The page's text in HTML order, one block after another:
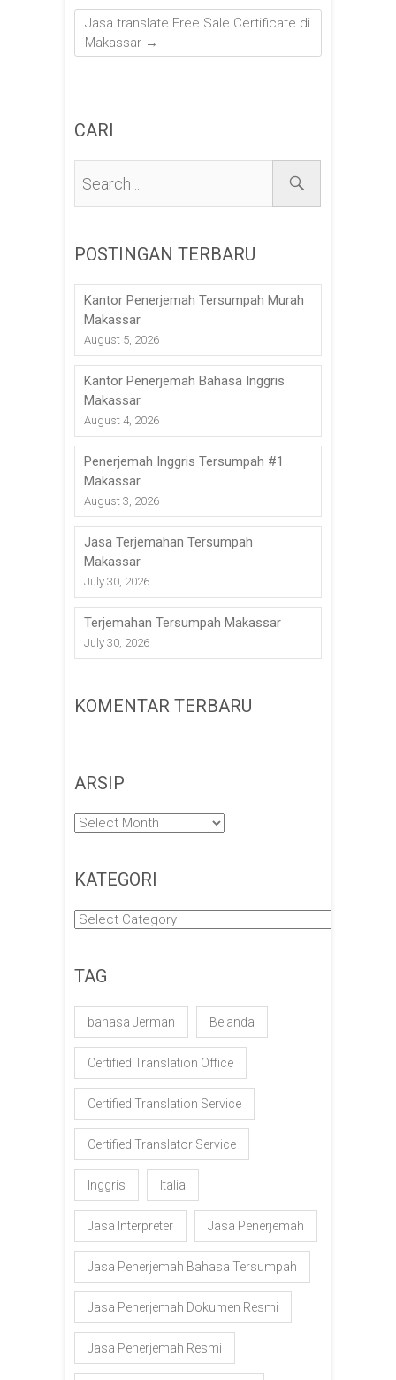
Jasa translate Free Sale Certificate di
Makassar →
CARI
POSTINGAN TERBARU
Kantor Penerjemah Tersumpah Murah
Makassar
August 5, 2026
Kantor Penerjemah Bahasa Inggris
Makassar
August 4, 2026
Penerjemah Inggris Tersumpah #1
Makassar
August 3, 2026
Jasa Terjemahan Tersumpah
Makassar
July 30, 2026
Terjemahan Tersumpah Makassar
July 30, 2026
KOMENTAR TERBARU
ARSIP
Arsip
KATEGORI
Kategori
TAG
bahasa Jerman Belanda
Certified Translation Office
Certified Translation Service
Certified Translator Service
Inggris Italia
Jasa Interpreter Jasa Penerjemah
Jasa Penerjemah Bahasa Tersumpah
Jasa Penerjemah Dokumen Resmi
Jasa Penerjemah Resmi